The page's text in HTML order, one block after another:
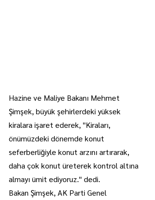
Hazine ve Maliye Bakanı Mehmet
Şimşek, büyük şehirlerdeki yüksek
kiralara işaret ederek, "Kiraları,
önümüzdeki dönemde konut
seferberliğiyle konut arzını artırarak,
daha çok konut üreterek kontrol altına
almayı ümit ediyoruz." dedi.
Bakan Şimşek, AK Parti Genel